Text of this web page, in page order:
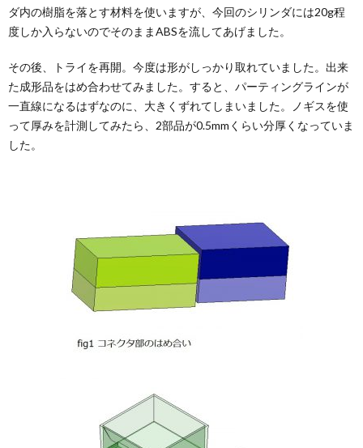
ダ内の樹脂を落とす材料を使いますが、今回のシリンダには20g程
度しか入らないのでそのままABSを流してあげました。
その後、トライを再開。今度は形がしっかり取れていました。出来
た成形品をはめ合わせてみました。すると、パーティングラインが
一直線になるはずなのに、大きくずれてしまいました。ノギスを使
って厚みを計測してみたら、2部品が0.5mmくらい分厚くなっていま
した。